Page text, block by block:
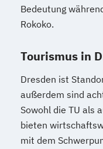
Bedeutung
Rokoko.
Tourismus in
Dresden ist
außerdem sind
Sowohl die TU als
bieten
mit dem